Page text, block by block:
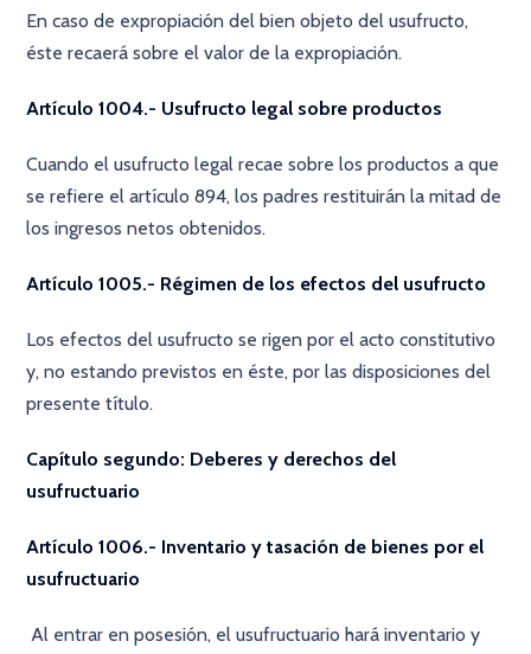
En caso de expropiación del bien objeto del usufructo,
éste recaerá sobre el valor de la expropiación.
Artículo 1004.- Usufructo legal sobre productos
Cuando el usufructo legal recae sobre los productos a que
se refiere el artículo 894, los padres restituirán la mitad de
los ingresos netos obtenidos.
Artículo 1005.- Régimen de los efectos del usufructo
Los efectos del usufructo se rigen por el acto constitutivo
y, no estando previstos en éste, por las disposiciones del
presente título.
Capítulo segundo: Deberes y derechos del
usufructuario
Artículo 1006.- Inventario y tasación de bienes por el
usufructuario
Al entrar en posesión, el usufructuario hará inventario y